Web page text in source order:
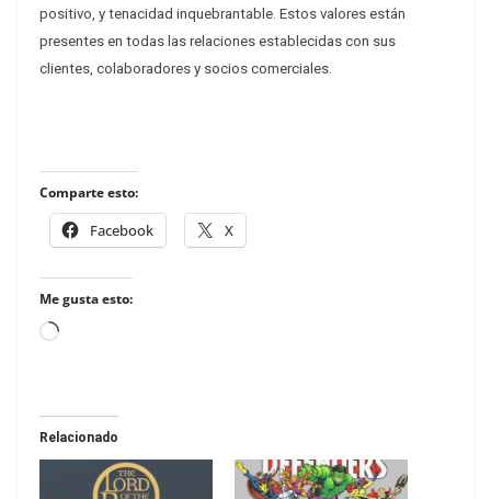
positivo, y tenacidad inquebrantable. Estos valores están
presentes en todas las relaciones establecidas con sus
clientes, colaboradores y socios comerciales.
Comparte esto:
Facebook X
Me gusta esto:
Loading…
Relacionado